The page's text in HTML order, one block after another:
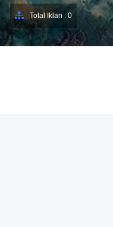
Total Iklan : 0